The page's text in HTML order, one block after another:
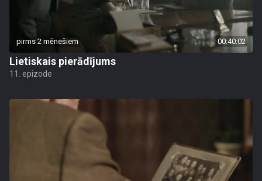
pirms 2 mēnešiem 00:40:02
Lietiskais pierādījums
11. epizode